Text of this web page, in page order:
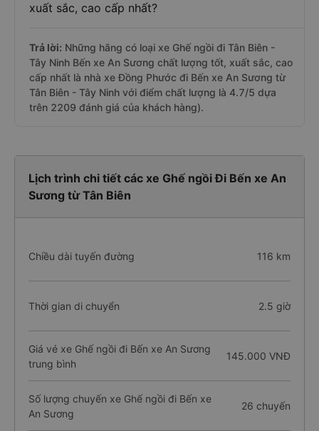
xuất sắc, cao cấp nhất?
Trả lời: Những hãng có loại xe Ghế ngồi đi Tân Biên -
Tây Ninh Bến xe An Sương chất lượng tốt, xuất sắc, cao
cấp nhất là nhà xe Đồng Phước đi Bến xe An Sương từ
Tân Biên - Tây Ninh với điểm chất lượng là 4.7/5 dựa
trên 2209 đánh giá của khách hàng).
Lịch trình chi tiết các xe Ghế ngồi Đi Bến xe An
Sương từ Tân Biên
Chiều dài tuyến đường 116 km
Thời gian di chuyển 2.5 giờ
Giá vé xe Ghế ngồi đi Bến xe An Sương
trung bình
145.000 VNĐ
Số lượng chuyến xe Ghế ngồi đi Bến xe
An Sương
26 chuyến